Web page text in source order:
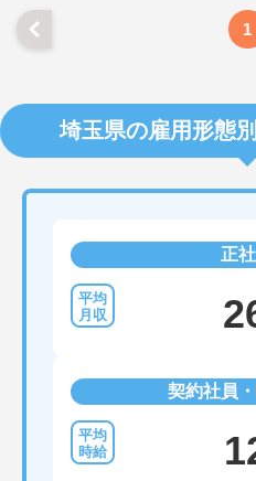
1
埼玉県の雇用形態
正
契約社員